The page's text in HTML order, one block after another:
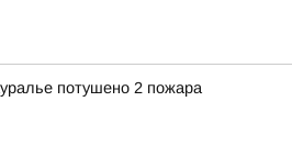
потушено 2 пожара